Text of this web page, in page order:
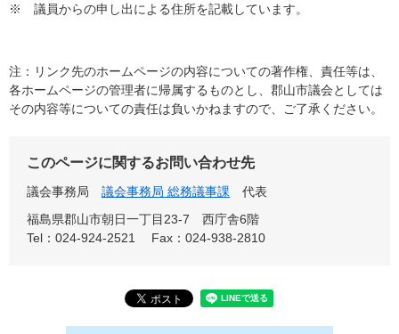
※ 議員からの申し出による住所を記載しています。
注：リンク先のホームページの内容についての著作権、責任等は、
各ホームページの管理者に帰属するものとし、郡山市議会としては
その内容等についての責任は負いかねますので、ご了承ください。
このページに関するお問い合わせ先
議会事務局 議会事務局 総務議事課
代表
福島県郡山市朝日一丁目23-7 西庁舎6階
Tel：024-924-2521
Fax：024-938-2810